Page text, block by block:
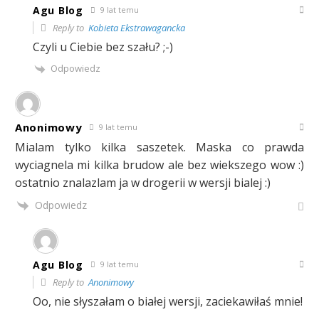
Agu Blog 9 lat temu
Reply to Kobieta Ekstrawagancka
Czyli u Ciebie bez szału? ;-)
Odpowiedz
Anonimowy 9 lat temu
Mialam tylko kilka saszetek. Maska co prawda
wyciagnela mi kilka brudow ale bez wiekszego wow :)
ostatnio znalazlam ja w drogerii w wersji bialej :)
Odpowiedz
Agu Blog 9 lat temu
Reply toAnonimowy
Oo, nie słyszałam o białej wersji, zaciekawiłaś mnie!